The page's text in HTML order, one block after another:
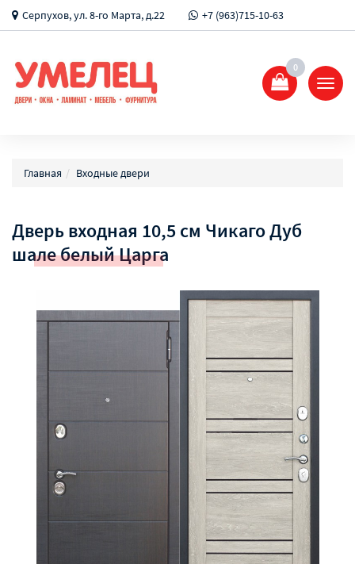
Серпухов, ул. 8-го Марта, д.22 +7 (963)715-10-63
0
Главная Входные двери
Дверь входная 10,5 см Чикаго Дуб
шале белый Царга